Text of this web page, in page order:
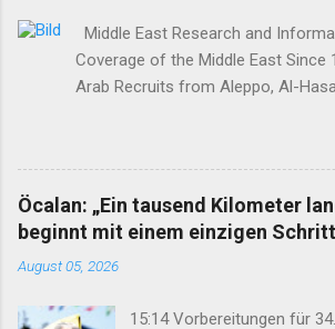
Middle East Research and
Coverage of the Middle East Since
Arab Recruits from Aleppo, Al-
Austin Holmes In: 295 (Summer
so-called Arab Spring protests in
elsewhere in Syria descended into
President Bashar al-Asad
northern Syria to turn their guns on
Into the vacuum stepped the
Öcalan: „Ein tausend Kilometer
beginnt mit einem einzigen
August 05, 2026
15:14 Vorbereitungen für